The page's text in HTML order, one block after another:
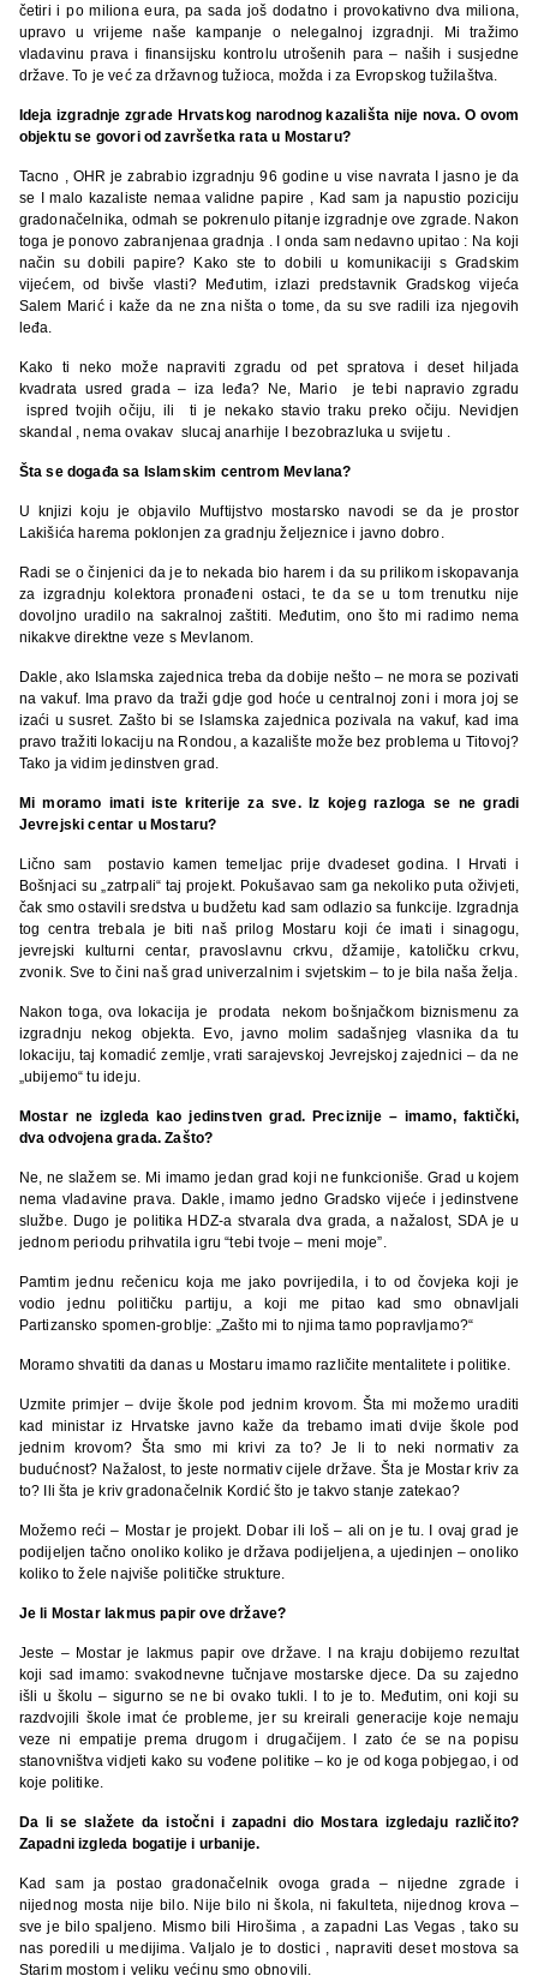
četiri i po miliona eura, pa sada još dodatno i provokativno dva miliona,
upravo u vrijeme naše kampanje o nelegalnoj izgradnji. Mi tražimo
vladavinu prava i finansijsku kontrolu utrošenih para – naših i susjedne
države. To je već za državnog tužioca, možda i za Evropskog tužilaštva.
Ideja izgradnje zgrade Hrvatskog narodnog kazališta nije nova. O ovom
objektu se govori od završetka rata u Mostaru?
Tacno , OHR je zabrabio izgradnju 96 godine u vise navrata I jasno je da
se I malo kazaliste nemaa validne papire , Kad sam ja napustio poziciju
gradonačelnika, odmah se pokrenulo pitanje izgradnje ove zgrade. Nakon
toga je ponovo zabranjenaa gradnja . I onda sam nedavno upitao : Na koji
način su dobili papire? Kako ste to dobili u komunikaciji s Gradskim
vijećem, od bivše vlasti? Međutim, izlazi predstavnik Gradskog vijeća
Salem Marić i kaže da ne zna ništa o tome, da su sve radili iza njegovih
leđa.
Kako ti neko može napraviti zgradu od pet spratova i deset hiljada
kvadrata usred grada – iza leđa? Ne, Mario je tebi napravio zgradu
ispred tvojih očiju, ili ti je nekako stavio traku preko očiju. Nevidjen
skandal , nema ovakav slucaj anarhije I bezobrazluka u svijetu .
Šta se događa sa Islamskim centrom Mevlana?
U knjizi koju je objavilo Muftijstvo mostarsko navodi se da je prostor
Lakišića harema poklonjen za gradnju željeznice i javno dobro.
Radi se o činjenici da je to nekada bio harem i da su prilikom iskopavanja
za izgradnju kolektora pronađeni ostaci, te da se u tom trenutku nije
dovoljno uradilo na sakralnoj zaštiti. Međutim, ono što mi radimo nema
nikakve direktne veze s Mevlanom.
Dakle, ako Islamska zajednica treba da dobije nešto – ne mora se pozivati
na vakuf. Ima pravo da traži gdje god hoće u centralnoj zoni i mora joj se
izaći u susret. Zašto bi se Islamska zajednica pozivala na vakuf, kad ima
pravo tražiti lokaciju na Rondou, a kazalište može bez problema u Titovoj?
Tako ja vidim jedinstven grad.
Mi moramo imati iste kriterije za sve. Iz kojeg razloga se ne gradi
Jevrejski centar u Mostaru?
Lično sam postavio kamen temeljac prije dvadeset godina. I Hrvati i
Bošnjaci su „zatrpali“ taj projekt. Pokušavao sam ga nekoliko puta oživjeti,
čak smo ostavili sredstva u budžetu kad sam odlazio sa funkcije. Izgradnja
tog centra trebala je biti naš prilog Mostaru koji će imati i sinagogu,
jevrejski kulturni centar, pravoslavnu crkvu, džamije, katoličku crkvu,
zvonik. Sve to čini naš grad univerzalnim i svjetskim – to je bila naša želja.
Nakon toga, ova lokacija je prodata nekom bošnjačkom biznismenu za
izgradnju nekog objekta. Evo, javno molim sadašnjeg vlasnika da tu
lokaciju, taj komadić zemlje, vrati sarajevskoj Jevrejskoj zajednici – da ne
„ubijemo“ tu ideju.
Mostar ne izgleda kao jedinstven grad. Preciznije – imamo, faktički,
dva odvojena grada. Zašto?
Ne, ne slažem se. Mi imamo jedan grad koji ne funkcioniše. Grad u kojem
nema vladavine prava. Dakle, imamo jedno Gradsko vijeće i jedinstvene
službe. Dugo je politika HDZ-a stvarala dva grada, a nažalost, SDA je u
jednom periodu prihvatila igru “tebi tvoje – meni moje”.
Pamtim jednu rečenicu koja me jako povrijedila, i to od čovjeka koji je
vodio jednu političku partiju, a koji me pitao kad smo obnavljali
Partizansko spomen-groblje: „Zašto mi to njima tamo popravljamo?“
Moramo shvatiti da danas u Mostaru imamo različite mentalitete i politike.
Uzmite primjer – dvije škole pod jednim krovom. Šta mi možemo uraditi
kad ministar iz Hrvatske javno kaže da trebamo imati dvije škole pod
jednim krovom? Šta smo mi krivi za to? Je li to neki normativ za
budućnost? Nažalost, to jeste normativ cijele države. Šta je Mostar kriv za
to? Ili šta je kriv gradonačelnik Kordić što je takvo stanje zatekao?
Možemo reći – Mostar je projekt. Dobar ili loš – ali on je tu. I ovaj grad je
podijeljen tačno onoliko koliko je država podijeljena, a ujedinjen – onoliko
koliko to žele najviše političke strukture.
Je li Mostar lakmus papir ove države?
Jeste – Mostar je lakmus papir ove države. I na kraju dobijemo rezultat
koji sad imamo: svakodnevne tučnjave mostarske djece. Da su zajedno
išli u školu – sigurno se ne bi ovako tukli. I to je to. Međutim, oni koji su
razdvojili škole imat će probleme, jer su kreirali generacije koje nemaju
veze ni empatije prema drugom i drugačijem. I zato će se na popisu
stanovništva vidjeti kako su vođene politike – ko je od koga pobjegao, i od
koje politike.
Da li se slažete da istočni i zapadni dio Mostara izgledaju različito?
Zapadni izgleda bogatije i urbanije.
Kad sam ja postao gradonačelnik ovoga grada – nijedne zgrade i
nijednog mosta nije bilo. Nije bilo ni škola, ni fakulteta, nijednog krova –
sve je bilo spaljeno. Mismo bili Hirošima , a zapadni Las Vegas , tako su
nas poredili u medijima. Valjalo je to dostici , napraviti deset mostova sa
Starim mostom i veliku većinu smo obnovili.